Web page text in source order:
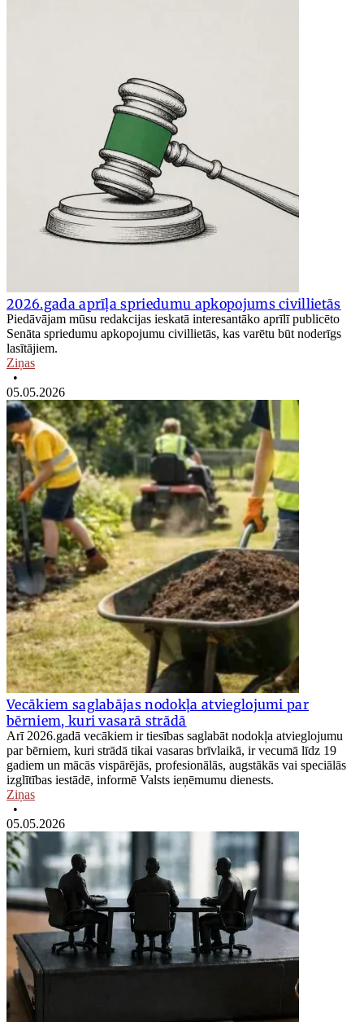
2026.gada aprīļa spriedumu apkopojums civillietās
Piedāvājam mūsu redakcijas ieskatā interesantāko aprīlī publicēto
Senāta spriedumu apkopojumu civillietās, kas varētu būt noderīgs
lasītājiem.
Ziņas
•
05.05.2026
Vecākiem saglabājas nodokļa atvieglojumi par
bērniem, kuri vasarā strādā
Arī 2026.gadā vecākiem ir tiesības saglabāt nodokļa atvieglojumu
par bērniem, kuri strādā tikai vasaras brīvlaikā, ir vecumā līdz 19
gadiem un mācās vispārējās, profesionālās, augstākās vai speciālās
izglītības iestādē, informē Valsts ieņēmumu dienests.
Ziņas
•
05.05.2026